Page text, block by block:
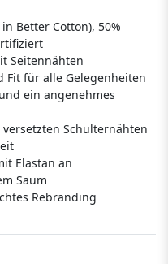
Better Cotton), 50%
Seitennähten
Fit für alle Gelegenheiten
ein angenehmes
Schulternähten
Elastan an
Saum
Rebranding